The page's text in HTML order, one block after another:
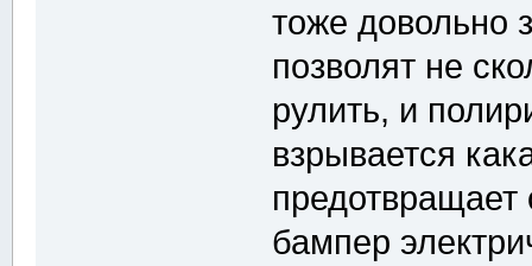
тоже довольно
позволят не
рулить, и
взрывается
предотвращает
бампер